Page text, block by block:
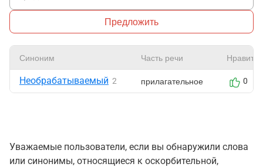
Предложить
Синоним Часть речи Нравится
Необрабатываемый 2 прилагательное 0
Уважаемые пользователи, если вы обнаружили слова
или синонимы, относящиеся к оскорбительной,